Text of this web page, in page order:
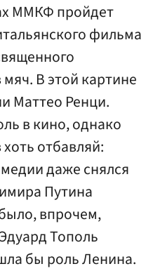
ММКФ пройдет
фильма
В этой картине
Маттео Ренци.
в кино, однако
отбавляй:
даже снялся
Путина
впрочем,
Тополь
бы роль Ленина.